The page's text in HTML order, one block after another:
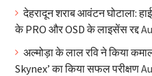
देहरादून शराब आवंटन घोटाला:
के PRO और OSD के लाइसेंस रद्द
अल्मोड़ा के लाल रवि ने किया
Skynex’ का किया सफल परीक्षण